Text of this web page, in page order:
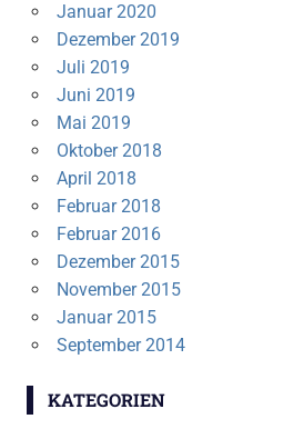
Januar 2020
Dezember 2019
Juli 2019
Juni 2019
Mai 2019
Oktober 2018
April 2018
Februar 2018
Februar 2016
Dezember 2015
November 2015
Januar 2015
September 2014
KATEGORIEN